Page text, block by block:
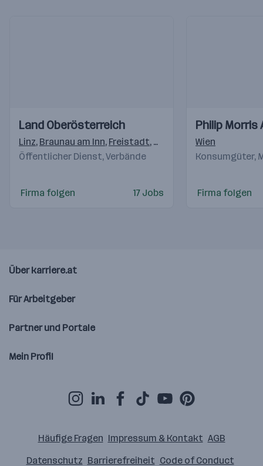
Videos
Einblicke
Einblicke
Land Oberösterreich
Linz, Braunau am Inn, Freistadt, Gmunden ,Grieskirchen
Öffentlicher Dienst, Verbände
Firma folgen 17 Jobs
Videos
Einblicke
Einblicke
Philip Morris
Wien
Konsumgüter,
Firma folgen
Über karriere.at
Für Arbeitgeber
Partner und Portale
Mein Profil
Häufige Fragen Impressum & Kontakt AGB
Datenschutz Barrierefreiheit Code of Conduct